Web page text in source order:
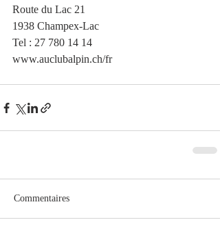
Route du Lac 21
1938 Champex-Lac
Tel : 27 780 14 14
www.auclubalpin.ch/fr
Commentaires